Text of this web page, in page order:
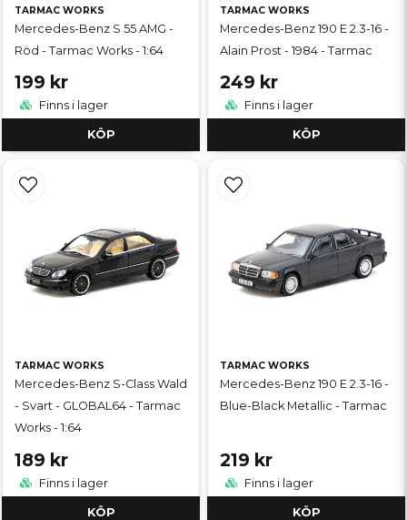
TARMAC WORKS
Mercedes-Benz S 55 AMG -
Röd - Tarmac Works - 1:64
199 kr
Finns i lager
KÖP
TARMAC WORKS
Mercedes-Benz 190 E 2.3-16 -
Alain Prost - 1984 - Tarmac
249 kr
Finns i lager
KÖP
TARMAC WORKS
Mercedes-Benz S-Class Wald
- Svart - GLOBAL64 - Tarmac
Works - 1:64
189 kr
Finns i lager
KÖP
TARMAC WORKS
Mercedes-Benz 190 E 2.3-16 -
Blue-Black Metallic - Tarmac
219 kr
Finns i lager
KÖP